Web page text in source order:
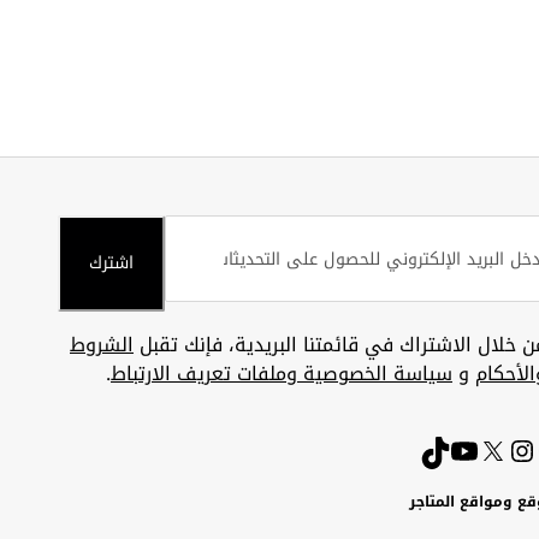
اشترك
خلال الاشتراك في قائمتنا البريدية، فإنك تقبلالشروط
وسياسة الخصوصية وملفات تعريف الارتباط.
ومواقع المتاجر